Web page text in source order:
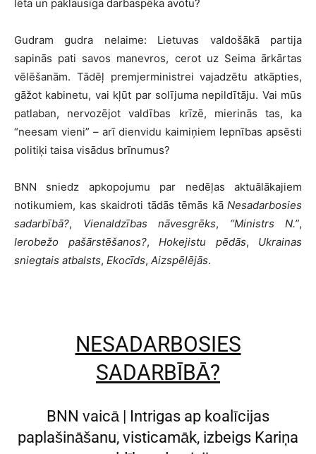
lēta un paklausīga darbaspēka avotu?
Gudram gudra nelaime: Lietuvas valdošākā partija
sapinās pati savos manevros, cerot uz Seima ārkārtas
vēlēšanām. Tādēļ premjerministrei vajadzētu atkāpties,
gāžot kabinetu, vai kļūt par solījuma nepildītāju. Vai mūs
patlaban, nervozējot valdības krīzē, mierinās tas, ka
“neesam vieni” – arī dienvidu kaimiņiem lepnības apsēsti
politiķi taisa visādus brīnumus?
BNN sniedz apkopojumu par nedēļas aktuālākajiem
notikumiem, kas skaidroti tādās tēmās kā Nesadarbosies
sadarbībā?, Vienaldzības nāvesgrēks, “Ministrs N.”,
Ierobežo pašārstēšanos?, Hokejistu pēdās, Ukrainas
sniegtais atbalsts, Ekocīds, Aizspēlējās.
NESADARBOSIES
SADARBĪBĀ?
BNN vaicā | Intrigas ap koalīcijas
paplašināšanu, visticamāk, izbeigs Kariņa